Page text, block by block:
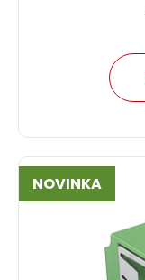
NOVINKA